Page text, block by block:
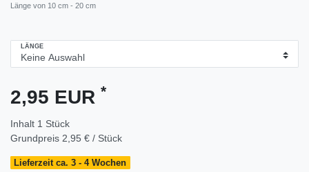
Länge von 10 cm - 20 cm
LÄNGE
2,95 EUR *
Inhalt 1 Stück
Grundpreis 2,95 € / Stück
Lieferzeit ca. 3 - 4 Wochen